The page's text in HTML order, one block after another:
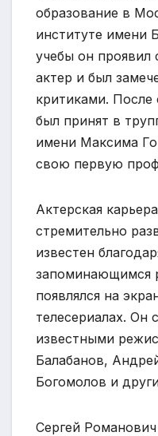
образование в
институте имени
учебы он проявил
актер и был
критиками. После
был принят в
имени Максима
свою первую
Актерская
стремительно
известен
запоминающимся
появлялся на
телесериалах. Он
известными
Балабанов,
Богомолов и
Сергей